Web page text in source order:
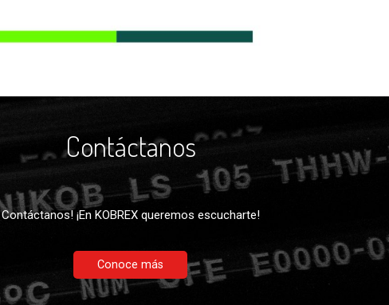
Contáctanos
Contáctanos! ¡En KOBREX queremos escucharte!
Conoce más